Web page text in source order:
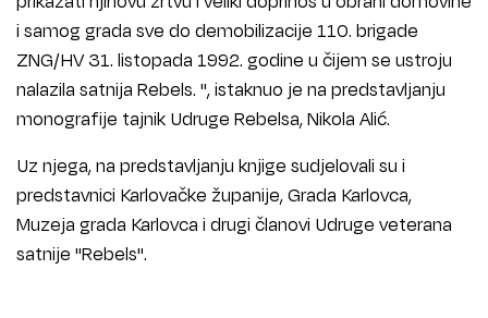
i samog grada sve do demobilizacije 110. brigade
ZNG/HV 31. listopada 1992. godine u čijem se ustroju
nalazila satnija Rebels. ", istaknuo je na predstavljanju
monografije tajnik Udruge Rebelsa, Nikola Alić.
Uz njega, na predstavljanju knjige sudjelovali su i
predstavnici Karlovačke županije, Grada Karlovca,
Muzeja grada Karlovca i drugi članovi Udruge veterana
satnije "Rebels".